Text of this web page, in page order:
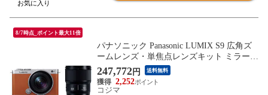
8/7時点_ポイント最大11倍
パナソニック Panasonic LUMIX S9 広角ズ
ームレンズ・単焦点レンズキット ミラーレ
ス一眼カメラ ［ズームレンズ＋単焦点レン
ズ］ キャメルオレンジ DC-S9W-D
247,772円 送料無料
2,252
コジマ